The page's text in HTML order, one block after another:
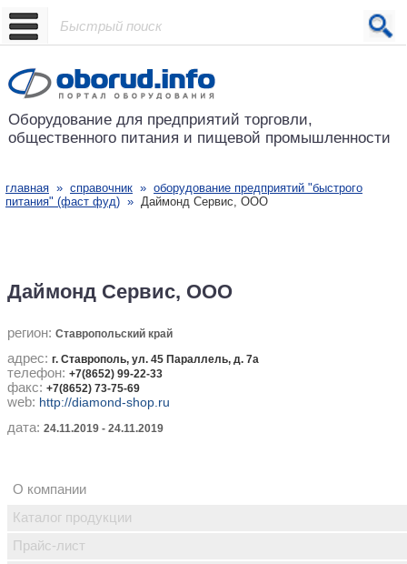
Проект основан в 2001 году
Оборудование для предприятий торговли,
общественного питания и пищевой промышленности
главная » справочник » оборудование предприятий "быстрого
питания" (фаст фуд) » Даймонд Сервис, ООО
Даймонд Сервис, ООО
регион: Ставропольский край
адрес: г. Ставрополь, ул. 45 Параллель, д. 7а
телефон: +7(8652) 99-22-33
факс: +7(8652) 73-75-69
web: http://diamond-shop.ru
дата: 24.11.2019 - 24.11.2019
О компании
Каталог продукции
Прайс-лист